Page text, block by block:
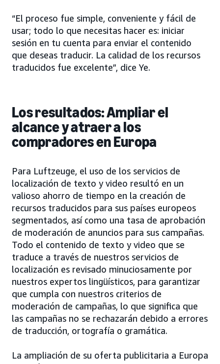
“El proceso fue simple, conveniente y fácil de
usar; todo lo que necesitas hacer es: iniciar
sesión en tu cuenta para enviar el contenido
que deseas traducir. La calidad de los recursos
traducidos fue excelente”, dice Ye.
Los resultados: Ampliar el
alcance y atraer a los
compradores en Europa
Para Luftzeuge, el uso de los servicios de
localización de texto y video resultó en un
valioso ahorro de tiempo en la creación de
recursos traducidos para sus países europeos
segmentados, así como una tasa de aprobación
de moderación de anuncios para sus campañas.
Todo el contenido de texto y video que se
traduce a través de nuestros servicios de
localización es revisado minuciosamente por
nuestros expertos lingüísticos, para garantizar
que cumpla con nuestros criterios de
moderación de campañas, lo que significa que
las campañas no se rechazarán debido a errores
de traducción, ortografía o gramática.
La ampliación de su oferta publicitaria a Europa